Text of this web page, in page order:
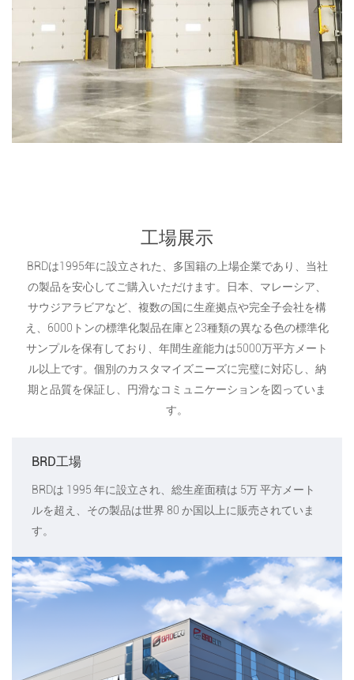
工場展示
BRDは1995年に設立された、多国籍の上場企業であり、当社
の製品を安心してご購入いただけます。日本、マレーシア、
サウジアラビアなど、複数の国に生産拠点や完全子会社を構
え、6000トンの標準化製品在庫と23種類の異なる色の標準化
サンプルを保有しており、年間生産能力は5000万平方メート
ル以上です。個別のカスタマイズニーズに完璧に対応し、納
期と品質を保証し、円滑なコミュニケーションを図っていま
す。
BRD工場
BRDは 1995 年に設立され、総生産面積は 5万 平方メート
ルを超え、その製品は世界 80 か国以上に販売されていま
す。